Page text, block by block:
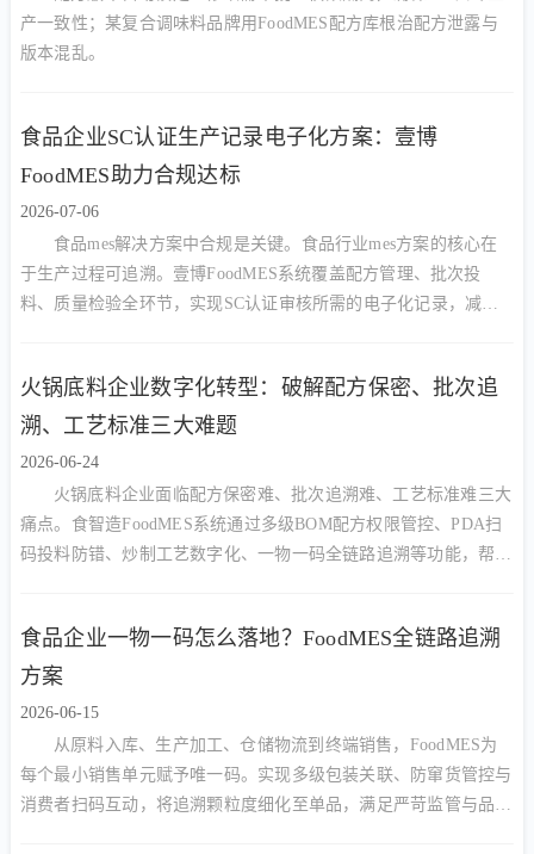
产一致性；某复合调味料品牌用FoodMES配方库根治配方泄露与
版本混乱。
食品企业SC认证生产记录电子化方案：壹博
FoodMES助力合规达标
2026-07-06
食品mes解决方案中合规是关键。食品行业mes方案的核心在
于生产过程可追溯。壹博FoodMES系统覆盖配方管理、批次投
料、质量检验全环节，实现SC认证审核所需的电子化记录，减少
火锅底料企业数字化转型：破解配方保密、批次追
溯、工艺标准三大难题
2026-06-24
火锅底料企业面临配方保密难、批次追溯难、工艺标准难三大
痛点。食智造FoodMES系统通过多级BOM配方权限管控、PDA扫
码投料防错、炒制工艺数字化、一物一码全链路追溯等功能，帮助
食品企业一物一码怎么落地？FoodMES全链路追溯
方案
2026-06-15
从原料入库、生产加工、仓储物流到终端销售，FoodMES为
每个最小销售单元赋予唯一码。实现多级包装关联、防窜货管控与
消费者扫码互动，将追溯颗粒度细化至单品，满足严苛监管与品牌